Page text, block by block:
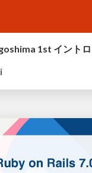
1st イント